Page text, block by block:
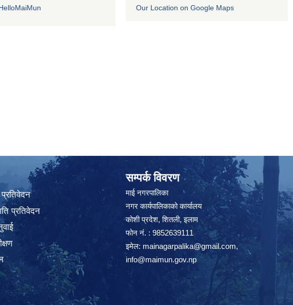
Our Location on Google Maps
प्रतिवेदन
प्रतिवेदन
सम्पर्क विवरण
माई नगरपालिका
नगर कार्यपालिकाको कार्यालय
कोशी प्रदेश, शितली, इलाम
फोन नं. : 9852639111
इमेल: mainagarpalika@gmail.com,
info@maimun.gov.np